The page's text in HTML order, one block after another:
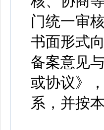
门统一审
书面形式
备案意见
或协议》
系，并按